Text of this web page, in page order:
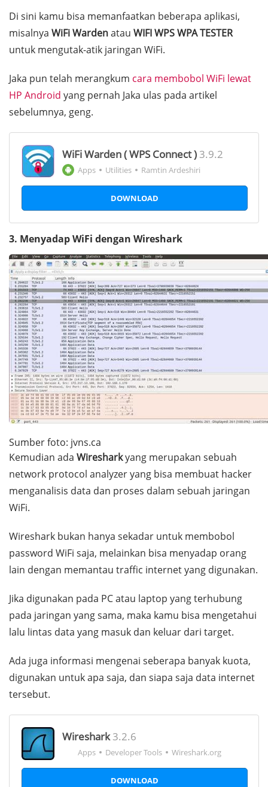
Di sini kamu bisa memanfaatkan beberapa aplikasi,
misalnya WiFi Wardenatau WIFI WPS WPA TESTER
untuk mengutak-atik jaringan WiFi.
Jaka pun telah merangkum cara membobol WiFi lewat
HP Android yang pernah Jaka ulas pada artikel
sebelumnya, geng.
WiFi Warden ( WPS Connect ) 3.9.2
Apps Utilities Ramtin Ardeshiri
DOWNLOAD
3. Menyadap WiFi dengan Wireshark
Sumber foto: jvns.ca
Kemudian ada Wiresharkyang merupakan sebuah
network protocol analyzeryang bisa membuat hacker
menganalisis data dan proses dalam sebuah jaringan
WiFi.
Wireshark bukan hanya sekadar untuk membobol
password WiFi saja, melainkan bisa menyadap orang
lain dengan memantau traffic internet yang digunakan.
Jika digunakan pada PC atau laptop yang terhubung
pada jaringan yang sama, maka kamu bisa mengetahui
lalu lintas data yang masuk dan keluar dari target.
Ada juga informasi mengenai seberapa banyak kuota,
digunakan untuk apa saja, dan siapa saja data internet
tersebut.
Wireshark3.2.6
Apps Developer Tools Wireshark.org
DOWNLOAD